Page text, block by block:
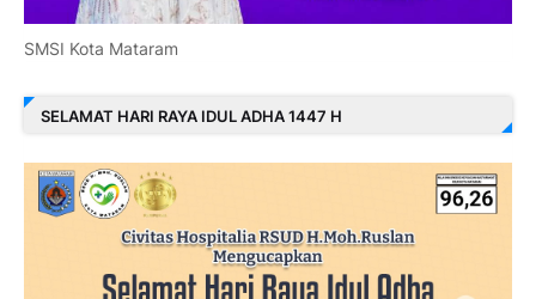
SMSI Kota Mataram
SELAMAT HARI RAYA IDUL ADHA 1447 H